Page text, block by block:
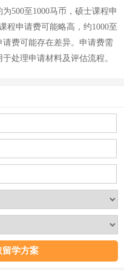
500至1000马币，硕士课程申
程申请费可能略高，约1000至
请费可能存在差异。申请费需
处理申请材料及评估流程。